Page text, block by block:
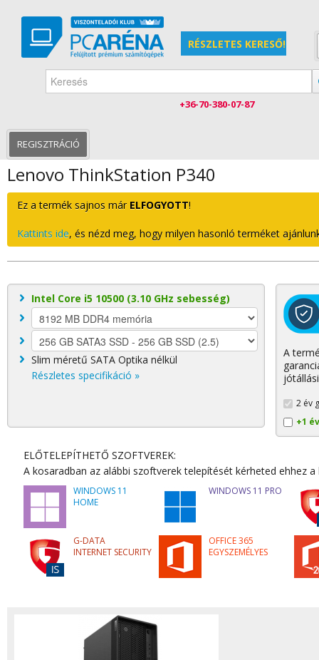
RÉSZLETES KERESŐ!
+36-70-380-07-87
REGISZTRÁCIÓ
KEZDŐLAP
Lenovo ThinkStation P340
Ez a termék sajnos már ELFOGYOTT!
Kattints ide, és nézd meg, hogy milyen hasonló terméket
Intel Core i5 10500 (3.10 GHz sebesség)
Slim méretű SATA Optika nélkül
Részletes specifikáció »
A
2 év
+1
ELŐTELEPÍTHETŐ SZOFTVEREK:
A kosaradban az alábbi szoftverek telepítését kérheted ehhez
WINDOWS 11
HOME
WINDOWS 11 PRO
G-DATA
INTERNET SECURITY
OFFICE 365
EGYSZEMÉLYES